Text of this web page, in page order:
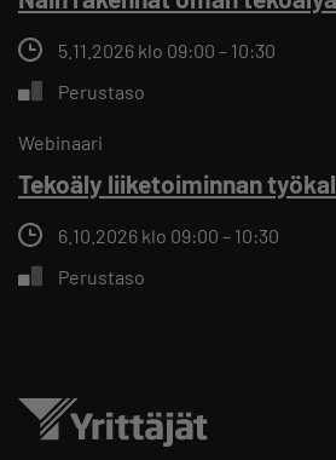
5.11.2026 klo 09:00 – 10:30
Perustaso
Webinaari
Tekoäly liiketoiminnan
6.10.2026 klo 09:00 – 10:30
Perustaso